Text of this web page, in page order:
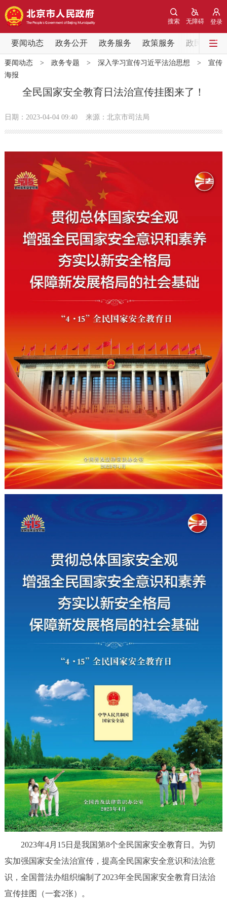
登录
无障碍
搜索
要闻动态 政务公开 政务服务 政策服务 政民互动
要闻动态
党中央精神 国务院信息 中央部委动态
北京要闻 会议信息 部门动态
各区热点
政务公开
市领导 机构职能 政策服务
政策兑现 政策解读 回应关切
决策公开 专题公开
个人服务 法人服务 部门服务
利企服务 投资项目
中介服务 阳光政务
政民互动
12345网上接诉即办 我要咨询 我要建议
参与调查 在线访谈 图说互动
走进北京
北京概况 人文北京
绿色北京 视频北京
ENGLISH 한국어 日本語
DEUTSCH FRANÇAIS РУССКИЙ ЯЗЫК
ESPAÑOL العربية PORTUGUÊS
要闻动态> 政务专题 > 深入学习宣传习近平法治思想 > 宣传
海报
全民国家安全教育日法治宣传挂图来了！
日期：2023-04-04 09:40 来源：北京市司法局
2023年4月15日是我国第8个全民国家安全教育日。为切
实加强国家安全法治宣传，提高全民国家安全意识和法治意
识，全国普法办组织编制了2023年全民国家安全教育日法治
宣传挂图（一套2张）。